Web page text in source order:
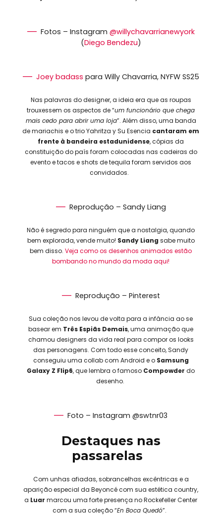
Fotos – Instagram @willychavarrianewyork
(Diego Bendezu)
Joey badass para Willy Chavarria, NYFW SS25
Nas palavras do designer, a ideia era que as roupas
trouxessem os aspectos de “um funcionário que chega
mais cedo para abrir uma loja”. Além disso, uma banda
de mariachis e o trio Yahritza y Su Esencia cantaram em
frente à bandeira estadunidense, cópias da
constituição do país foram colocadas nas cadeiras do
evento e tacos e shots de tequila foram servidos aos
convidados.
Reprodução – Sandy Liang
Não é segredo para ninguém que a nostalgia, quando
bem explorada, vende muito! Sandy Liang sabe muito
bem disso.Veja como os desenhos animados estão
bombando no mundo da moda aqui!
Reprodução – Pinterest
Sua coleção nos levou de volta para a infância ao se
basear em Três Espiãs Demais, uma animação que
chamou designers da vida real para compor os looks
das personagens. Com todo esse conceito, Sandy
conseguiu uma collab com Android e o Samsung
Galaxy Z Flip6, que lembra o famoso Compowder do
desenho.
Foto – Instagram @swtnr03
Destaques nas
passarelas
Com unhas afiadas, sobrancelhas excêntricas e a
aparição especial da Beyoncé com sua estética country,
a Luar marcou uma forte presença no Rockefeller Center
com a sua coleção “En Boca Quedó”.